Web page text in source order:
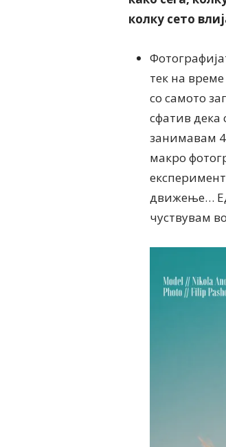
колку сето
тек на
со самото
сфатив дека
занимавам
макро
движење…
чуствувам